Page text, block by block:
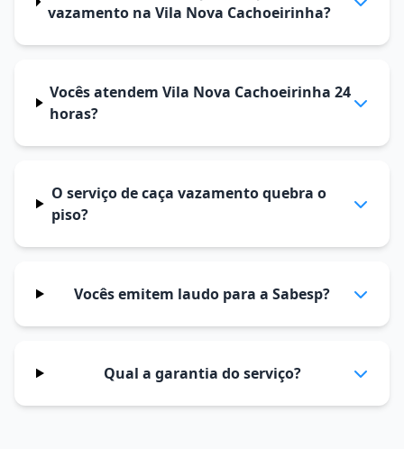
vazamento na Vila Nova Cachoeirinha?
Vocês atendem Vila Nova Cachoeirinha 24
horas?
O serviço de caça vazamento quebra o
piso?
Vocês emitem laudo para a Sabesp?
Qual a garantia do serviço?